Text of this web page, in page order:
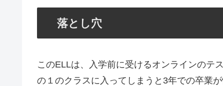
落とし穴
このELLは、入学前に受けるオンラインのテ
の１のクラスに入ってしまうと3年での卒業が